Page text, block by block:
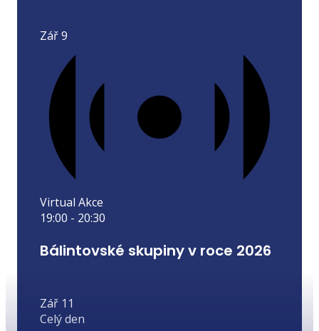
Zář9
Virtual Akce
19:00 - 20:30
Bálintovské skupiny v roce 2026
Zář 11
Celý den